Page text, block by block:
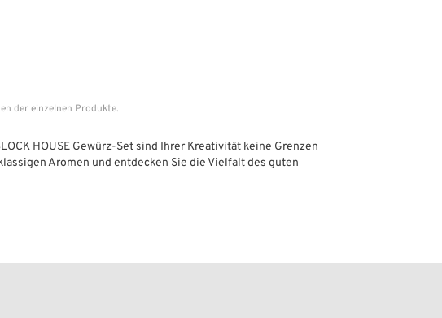
der einzelnen Produkte.
HOUSE Gewürz-Set sind Ihrer Kreativität keine Grenzen
Aromen und entdecken Sie die Vielfalt des guten